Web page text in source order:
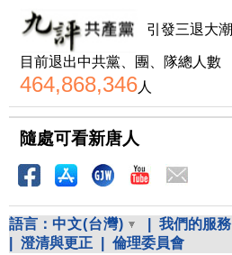
引發三退大潮
目前退出中共黨、團、隊總人數
464,868,346人
隨處可看新唐人
語言： 中文(台灣) 我們的服務
澄清與更正 倫理委員會